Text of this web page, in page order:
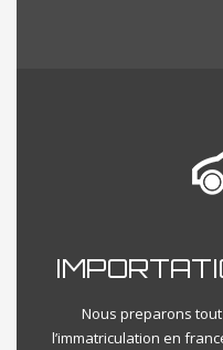
Nous preparons
l’immatriculation en